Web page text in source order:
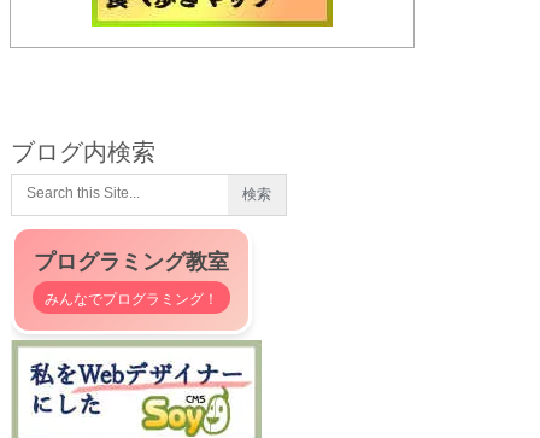
ブログ内検索
プログラミング教室
みんなでプログラミング！